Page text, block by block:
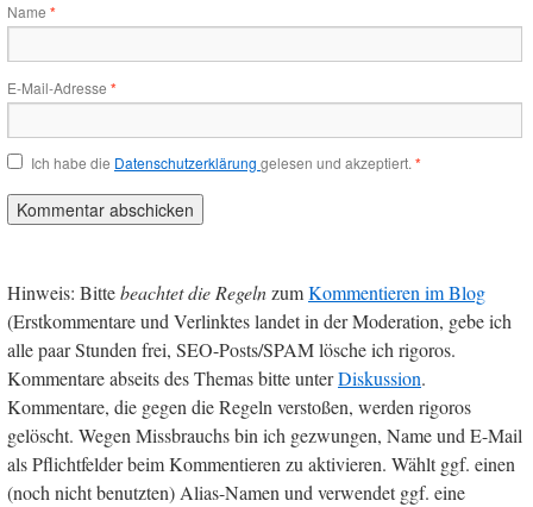
Name *
E-Mail-Adresse *
Ich habe die Datenschutzerklärung gelesen und akzeptiert. *
Hinweis: Bittebeachtet die RegelnzumKommentieren im Blog
(Erstkommentare und Verlinktes landet in der Moderation, gebe ich
alle paar Stunden frei, SEO-Posts/SPAM lösche ich rigoros.
Kommentare abseits des Themas bitte unterDiskussion.
Kommentare, die gegen die Regeln verstoßen, werden rigoros
gelöscht. Wegen Missbrauchs bin ich gezwungen, Name und E-Mail
als Pflichtfelder beim Kommentieren zu aktivieren. Wählt ggf. einen
(noch nicht benutzten) Alias-Namen und verwendet ggf. eine